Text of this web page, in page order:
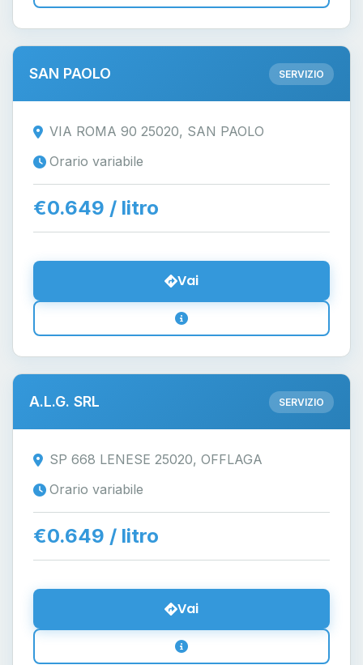
SAN PAOLO SERVIZIO
VIA ROMA 90 25020, SAN PAOLO
Orario variabile
€0.649 / litro
Vai
A.L.G. SRL SERVIZIO
SP 668 LENESE 25020, OFFLAGA
Orario variabile
€0.649 / litro
Vai